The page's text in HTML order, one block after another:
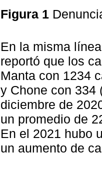
Figura 1
En la misma
reportó que los
Manta con 1234
y Chone con 334
diciembre de
un promedio de
En el 2021 hubo
un aumento de